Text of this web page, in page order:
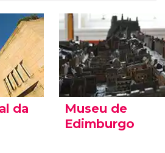
da
Museu de
Edimburgo